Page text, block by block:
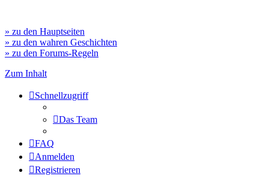
» zu den Hauptseiten
» zu den wahren Geschichten
» zu den Forums-Regeln
Zum Inhalt
Schnellzugriff
Das Team
FAQ
Anmelden
Registrieren